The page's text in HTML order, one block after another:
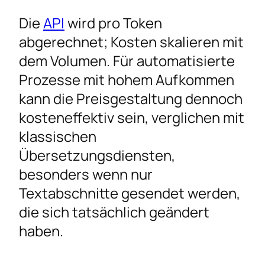
DieAPI wird pro Token
abgerechnet; Kosten skalieren mit
dem Volumen. Für automatisierte
Prozesse mit hohem Aufkommen
kann die Preisgestaltung dennoch
kosteneffektiv sein, verglichen mit
klassischen
Übersetzungsdiensten,
besonders wenn nur
Textabschnitte gesendet werden,
die sich tatsächlich geändert
haben.